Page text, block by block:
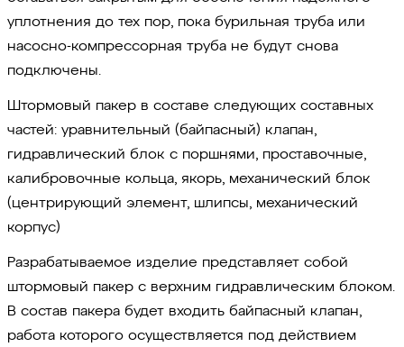
уплотнения до тех пор, пока бурильная труба или
насосно-компрессорная труба не будут снова
подключены.
Штормовый пакер в составе следующих составных
частей: уравнительный (байпасный) клапан,
гидравлический блок с поршнями, проставочные,
калибровочные кольца, якорь, механический блок
(центрирующий элемент, шлипсы, механический
корпус)
Разрабатываемое изделие представляет собой
штормовый пакер с верхним гидравлическим блоком.
В состав пакера будет входить байпасный клапан,
работа которого осуществляется под действием